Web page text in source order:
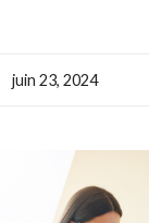
juin 23, 2024